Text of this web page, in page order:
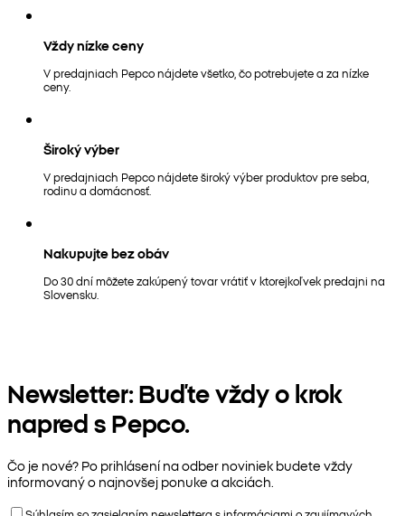
Vždy nízke ceny
V predajniach Pepco nájdete všetko, čo potrebujete a za nízke
ceny.
Široký výber
V predajniach Pepco nájdete široký výber produktov pre seba,
rodinu a domácnosť.
Nakupujte bez obáv
Do 30 dní môžete zakúpený tovar vrátiť v ktorejkoľvek predajni na
Slovensku.
Newsletter: Buďte vždy o krok
napred s Pepco.
Čo je nové? Po prihlásení na odber noviniek budete vždy
informovaný o najnovšej ponuke a akciách.